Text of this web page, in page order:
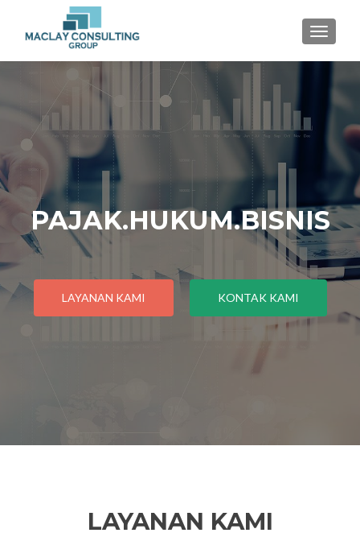
PAJAK.HUKUM.BISNIS
LAYANAN KAMI KONTAK KAMI
LAYANAN KAMI